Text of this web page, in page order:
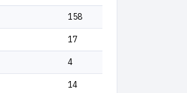
158
17
4
14